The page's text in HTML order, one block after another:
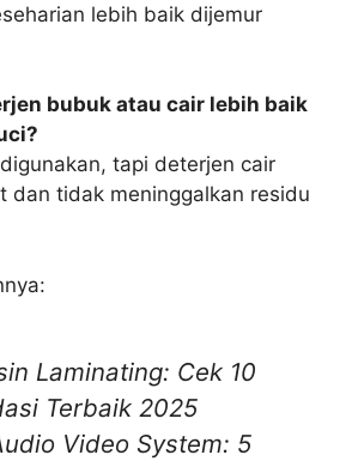
lebih baik dijemur
bubuk atau cair lebih baik
tapi deterjen cair
dan tidak meninggalkan residu
Laminating: Cek 10
Terbaik 2025
Video System: 5